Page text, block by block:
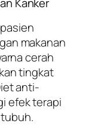
Kanker
makanan
cerah
tingkat
anti-
efek terapi